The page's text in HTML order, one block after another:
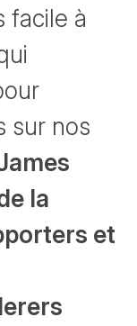
facile à
sur nos
la
et